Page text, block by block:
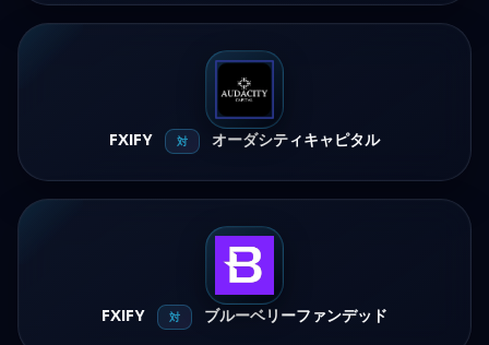
FXIFY 対 オーダシティキャピタル
FXIFY 対 ブルーベリーファンデッド